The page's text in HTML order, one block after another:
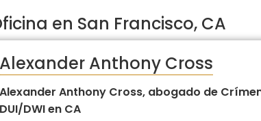
en San Francisco, CA
Alexander Anthony Cross
Alexander Anthony Cross, abogado de
DUI/DWI en CA